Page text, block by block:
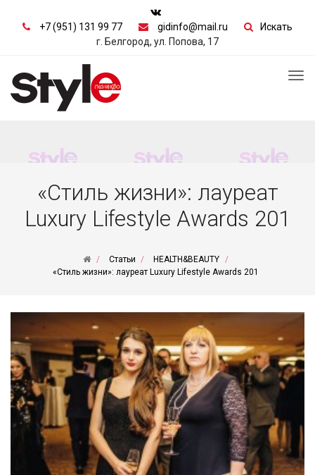
+7 (951) 131 99 77 gidinfo@mail.ru
Искать
г. Белгород, ул. Попова, 17
«Стиль жизни»: лауреат
Luxury Lifestyle Awards 201
Статьи
HEALTH&BEAUTY
«Стиль жизни»: лауреат Luxury Lifestyle Awards 201